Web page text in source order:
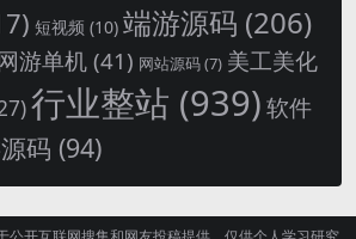
短视频 (10) 端游源码 (206)
游单机 (41) 网站源码(7) 美工美化
行业整站 (939)软件
码 (94)